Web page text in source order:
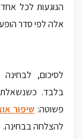
הנוגעות לכל
אלה לפי סדר
בלבד.
פשוטה: שיפור
להצלחה בבחינה.